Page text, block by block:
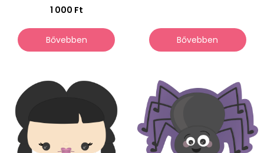
1 000 Ft
Bővebben Bővebben